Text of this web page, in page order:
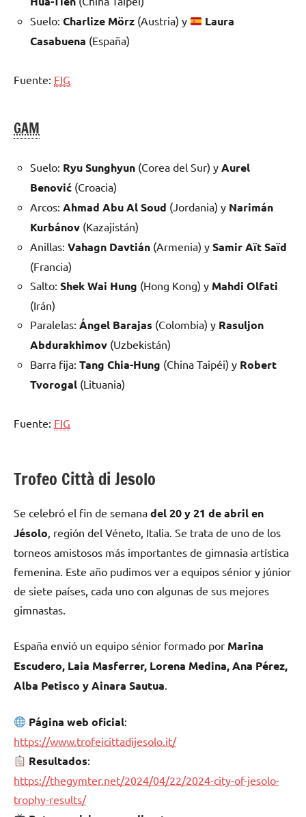
Suelo: Charlize Mörz (Austria) y
Laura
Casabuena (España)
Fuente: FIG
GAM
Suelo: Ryu Sunghyun (Corea del Sur) y Aurel
Benović (Croacia)
Arcos: Ahmad Abu Al Soud (Jordania) y Narimán
Kurbánov (Kazajistán)
Anillas: Vahagn Davtián (Armenia) y Samir Aït Saïd
(Francia)
Salto: Shek Wai Hung (Hong Kong) y Mahdi Olfati
(Irán)
Paralelas: Ángel Barajas (Colombia) y Rasuljon
Abdurakhimov (Uzbekistán)
Barra fija: Tang Chia-Hung (China Taipéi) y Robert
Tvorogal (Lituania)
Fuente: FIG
Trofeo Città di Jesolo
Se celebró el fin de semana del 20 y 21 de abril en
Jésolo, región del Véneto, Italia. Se trata de uno de los
torneos amistosos más importantes de gimnasia artística
femenina. Este año pudimos ver a equipos sénior y júnior
de siete países, cada uno con algunas de sus mejores
gimnastas.
España envió un equipo sénior formado por Marina
Escudero, Laia Masferrer, Lorena Medina, Ana Pérez,
Alba Petisco y Ainara Sautua.
Página web oficial:
https://www.trofeicittadijesolo.it/
Resultados:
https://thegymter.net/2024/04/22/2024-city-of-jesolo-
trophy-results/